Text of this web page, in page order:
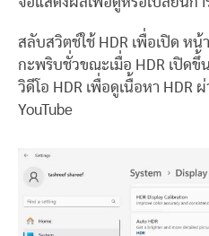
สลับสวิตช์ใช้ HDR เพื่อเปิด ห
กะพริบชั่วขณะเมื่อ HDR เปิดขึ้
วิดีโอ HDR เพื่อดูเนื้อหา HDR
YouTube